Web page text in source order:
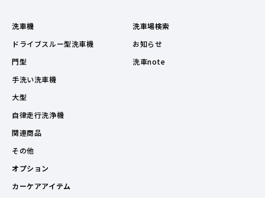
洗車機
ドライブスルー型洗車機
門型
手洗い洗車機
大型
自律走行洗浄機
関連商品
その他
オプション
カーケアアイテム
洗車場検索
お知らせ
洗車note